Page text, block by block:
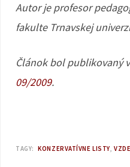
Autor je profesor
fakulte Trnavskej
Článok bol publikovaný
09/2009.
TAGY: KONZERVATÍVNE LISTY